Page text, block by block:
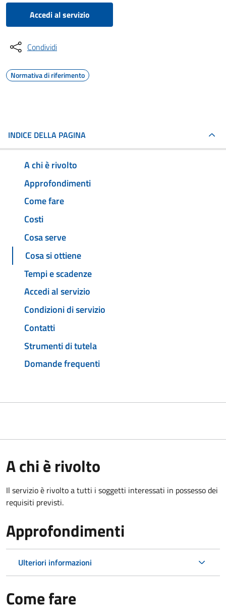
Accedi al servizio
Condividi
Normativa di riferimento
INDICE DELLA PAGINA
A chi è rivolto
Approfondimenti
Come fare
Costi
Cosa serve
Cosa si ottiene
Tempi e scadenze
Accedi al servizio
Condizioni di servizio
Contatti
Strumenti di tutela
Domande frequenti
A chi è rivolto
Il servizio è rivolto a tutti i soggetti interessati in possesso dei
requisiti previsti.
Approfondimenti
Ulteriori informazioni
Come fare